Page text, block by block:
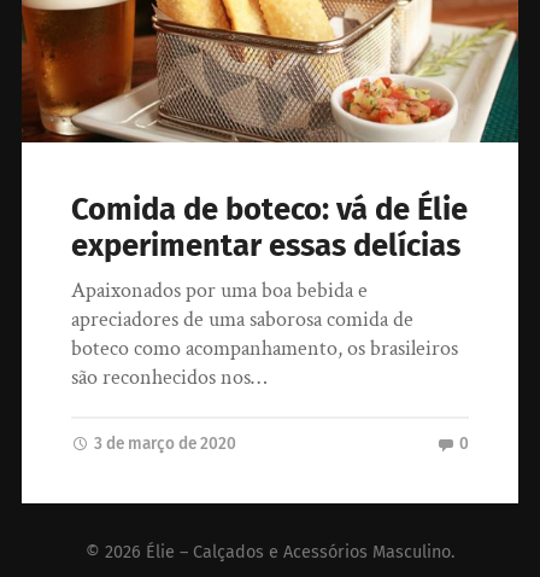
Comida de boteco: vá de Élie
experimentar essas delícias
Apaixonados por uma boa bebida e
apreciadores de uma saborosa comida de
boteco como acompanhamento, os brasileiros
são reconhecidos nos…
3 de março de 2020 0
© 2026 Élie – Calçados e Acessórios Masculino.